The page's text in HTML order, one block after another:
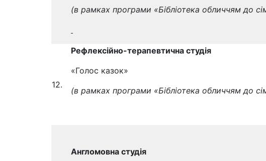
(в рамках програми «Бібліотека обличчям до
12.
Рефлексійно-терапевтична студія
«Голос казок»
(в рамках програми «Бібліотека обличчям до
Англомовна студія